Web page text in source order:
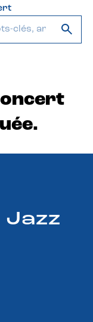
Jazz